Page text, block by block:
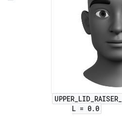
UPPER_LID_RAISER_
L = 0.0